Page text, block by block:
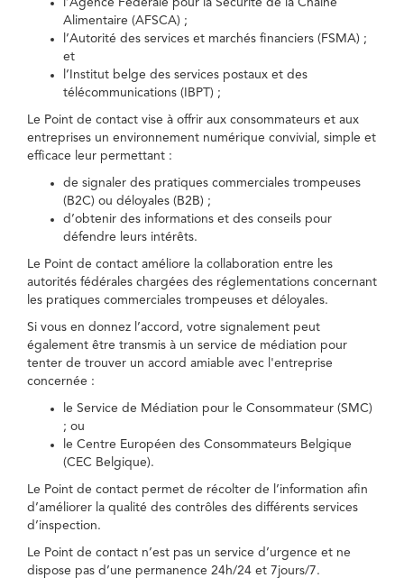
l’Agence Fédérale pour la Sécurité de la Chaîne
Alimentaire (AFSCA) ;
l’Autorité des services et marchés financiers (FSMA) ;
et
l’Institut belge des services postaux et des
télécommunications (IBPT) ;
Le Point de contact vise à offrir aux consommateurs et aux
entreprises un environnement numérique convivial, simple et
efficace leur permettant :
de signaler des pratiques commerciales trompeuses
(B2C) ou déloyales (B2B) ;
d’obtenir des informations et des conseils pour
défendre leurs intérêts.
Le Point de contact améliore la collaboration entre les
autorités fédérales chargées des réglementations concernant
les pratiques commerciales trompeuses et déloyales.
Si vous en donnez l’accord, votre signalement peut
également être transmis à un service de médiation pour
tenter de trouver un accord amiable avec l'entreprise
concernée :
le Service de Médiation pour le Consommateur (SMC)
; ou
le Centre Européen des Consommateurs Belgique
(CEC Belgique).
Le Point de contact permet de récolter de l’information afin
d’améliorer la qualité des contrôles des différents services
d’inspection.
Le Point de contact n’est pas un service d’urgence et ne
dispose pas d’une permanence 24h/24 et 7jours/7.